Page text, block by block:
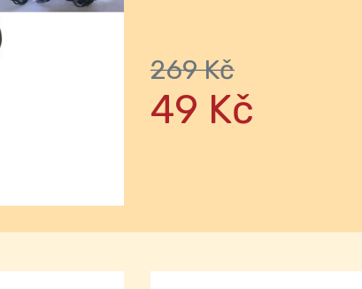
269 Kč
49 Kč